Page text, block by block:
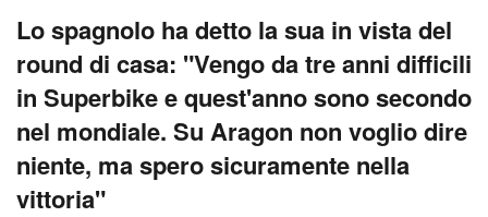
Lo spagnolo ha detto la sua in vista del
round di casa: "Vengo da tre anni difficili
in Superbike e quest'anno sono secondo
nel mondiale. Su Aragon non voglio dire
niente, ma spero sicuramente nella
vittoria"